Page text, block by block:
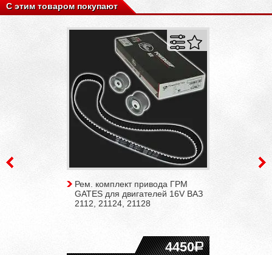
С этим товаром покупают
Рем. комплект привода ГРМ
GATES для двигателей 16V ВАЗ
2112, 21124, 21128
4450